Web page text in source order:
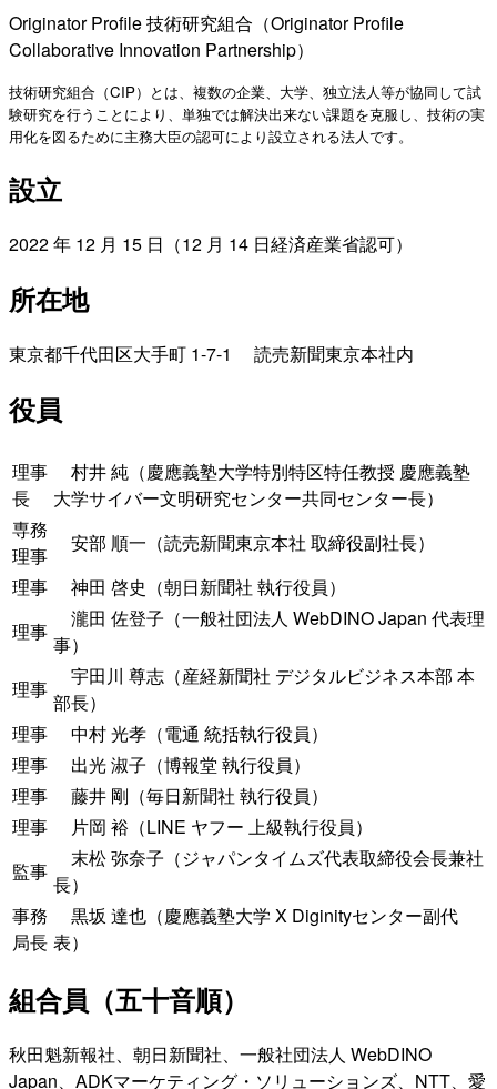
Originator Profile 技術研究組合（Originator Profile
Collaborative Innovation Partnership）
技術研究組合（CIP）とは、複数の企業、大学、独立法人等が協同して試
験研究を行うことにより、単独では解決出来ない課題を克服し、技術の実
用化を図るために主務大臣の認可により設立される法人です。
設立
2022 年 12 月 15 日（12 月 14 日経済産業省認可）
所在地
東京都千代田区大手町 1-7-1 読売新聞東京本社内
役員
理事
長
村井 純（慶應義塾大学特別特区特任教授 慶應義塾
大学サイバー文明研究センター共同センター長）
専務
理事
安部 順一（読売新聞東京本社 取締役副社長）
理事
神田 啓史（朝日新聞社 執行役員）
理事
瀧田 佐登子（一般社団法人 WebDINO Japan 代表理
事）
理事
宇田川 尊志（産経新聞社 デジタルビジネス本部 本
部長）
理事
中村 光孝（電通 統括執行役員）
理事
出光 淑子（博報堂 執行役員）
理事
藤井 剛（毎日新聞社 執行役員）
理事
片岡 裕（LINE ヤフー 上級執行役員）
監事
末松 弥奈子（ジャパンタイムズ代表取締役会長兼社
長）
事務
局長
黒坂 達也（慶應義塾大学 X Diginityセンター副代
表）
組合員（五十音順）
秋田魁新報社、朝日新聞社、一般社団法人 WebDINO
Japan、ADKマーケティング・ソリューションズ、NTT、愛